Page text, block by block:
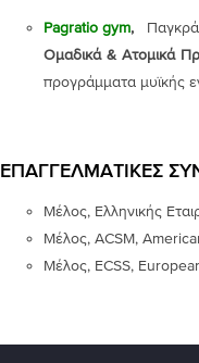
Pagratio gym,
Ομαδικά & Ατομικά
προγράμματα μυϊκής
ΕΠΑΓΓΕΛΜΑΤΙΚΕΣ
Μέλος, Ελληνικής
Μέλος, ACSM,
Μέλος, ECSS,